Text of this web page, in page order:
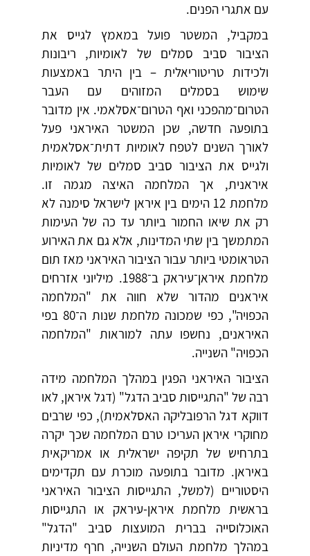
עם אתגרי הפנים.
במקביל, המשטר פועל במאמץ לגייס את
הציבור סביב סמלים של לאומיות, ריבונות
ולכידות טריטוריאלית – בין היתר באמצעות
שימוש בסמלים המזוהים עם העבר
הטרום־מהפכני ואף הטרום־אסלאמי. אין מדובר
בתופעה חדשה, שכן המשטר האיראני פעל
לאורך השנים לטפח לאומיות דתית־אסלאמית
ולגייס את הציבור סביב סמלים של לאומיות
איראנית, אך המלחמה האיצה מגמה זו.
מלחמת 12 הימים בין איראן לישראל סימנה לא
רק את שיאו החמור ביותר עד כה של העימות
המתמשך בין שתי המדינות, אלא גם את האירוע
הטראומטי ביותר עבור הציבור האיראני מאז תום
מלחמת איראן־עיראק ב־1988. מיליוני אזרחים
איראנים מהדור שלא חווה את "המלחמה
הכפויה", כפי שמכונה מלחמת שנות ה־80 בפי
האיראנים, נחשפו עתה למוראות "המלחמה
הכפויה" השנייה.
הציבור האיראני הפגין במהלך המלחמה מידה
רבה של "התגייסות סביב הדגל" (דגל איראן, לאו
דווקא דגל הרפובליקה האסלאמית), כפי שרבים
מחוקרי איראן העריכו טרם המלחמה שכך יקרה
בתרחיש של תקיפה ישראלית או אמריקאית
באיראן. מדובר בתופעה מוכרת עם תקדימים
היסטוריים (למשל, התגייסות הציבור האיראני
בראשית מלחמת איראן-עיראק או התגייסות
האוכלוסייה בברית המועצות סביב "הדגל"
במהלך מלחמת העולם השנייה, חרף מדיניות